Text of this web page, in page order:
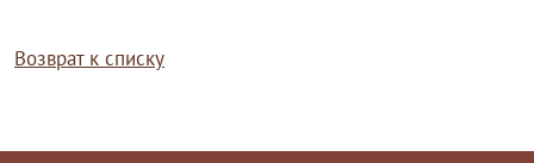
Возврат к списку